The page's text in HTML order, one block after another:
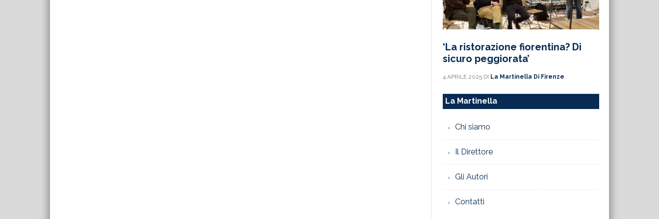
‘La ristorazione fiorentina? Di
sicuro peggiorata’
4 APRILE 2025 DI La Martinella Di Firenze
La Martinella
Chi siamo
Il Direttore
Gli Autori
Contatti